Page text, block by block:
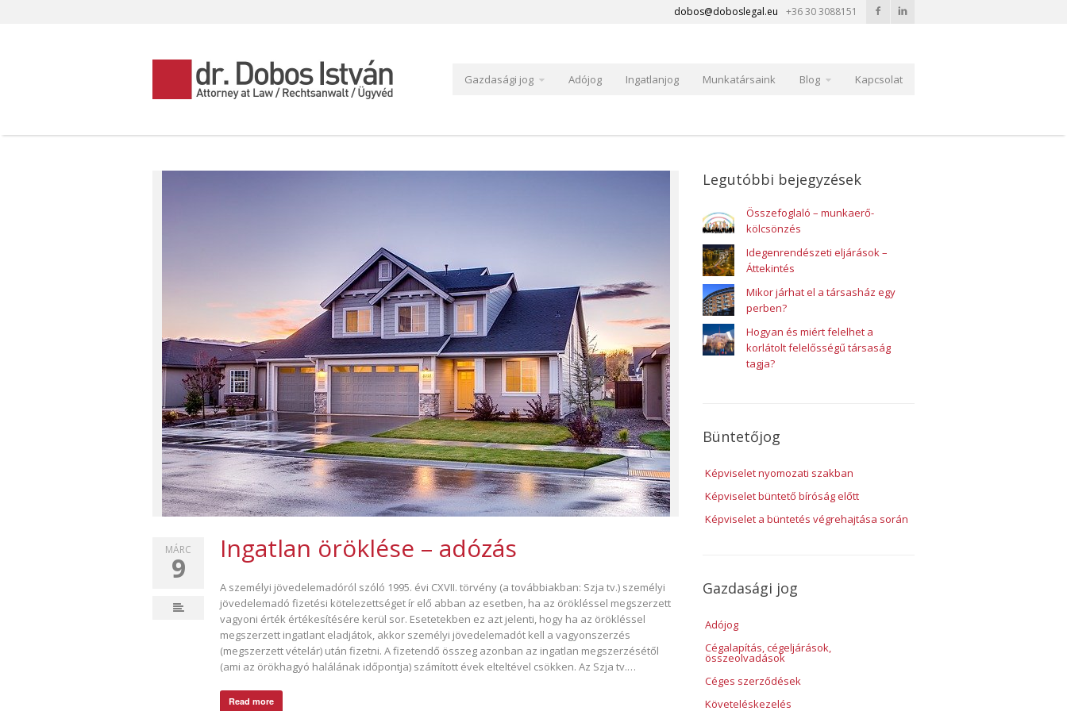
dobos@doboslegal.eu +36 30 3088151
Gazdasági jog Adójog Ingatlanjog Munkatársaink Blog Kapcsolat
Ingatlan öröklése – adózás
MÁRC
9
A személyi jövedelemadóról szóló 1995. évi CXVII. törvény (a továbbiakban: Szja tv.) személyi
jövedelemadó fizetési kötelezettséget ír elő abban az esetben, ha az örökléssel megszerzett
vagyoni érték értékesítésére kerül sor. Esetetekben ez azt jelenti, hogy ha az örökléssel
megszerzett ingatlant eladjátok, akkor személyi jövedelemadót kell a vagyonszerzés
(megszerzett vételár) után fizetni. A fizetendő összeg azonban az ingatlan megszerzésétől
(ami az örökhagyó halálának időpontja) számított évek elteltével csökken. Az Szja tv.…
Read more
Legutóbbi bejegyzések
Összefoglaló – munkaerő-
kölcsönzés
Idegenrendészeti eljárások –
Áttekintés
Mikor járhat el a társasház egy
perben?
Hogyan és miért felelhet a
korlátolt felelősségű társaság
tagja?
Büntetőjog
Képviselet nyomozati szakban
Képviselet büntető bíróság előtt
Képviselet a büntetés végrehajtása során
Gazdasági jog
Adójog
Cégalapítás, cégeljárások,
összeolvadások
Céges szerződések
Követeléskezelés